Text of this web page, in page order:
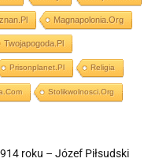
Magnapolonia.org
Twojapogoda.pl
Prisonplanet.pl Religia
Stolikwolnosci.org
roku – Józef Piłsudski